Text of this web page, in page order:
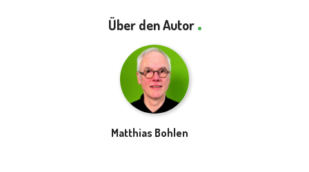
Über den Autor
Matthias Bohlen